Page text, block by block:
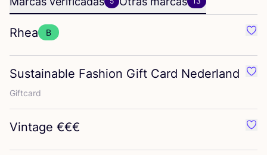
Rhea B
Sustainable Fashion Gift Card Nederland
Gift­card
Vintage €€€